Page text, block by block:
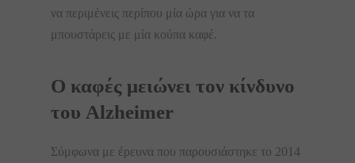
να περιμένεις περίπου μία ώρα για να τα
μπουστάρεις με μία κούπα καφέ.
Ο καφές μειώνει τον κίνδυνο
του Alzheimer
Σύμφωνα με έρευνα που παρουσιάστηκε το 2014